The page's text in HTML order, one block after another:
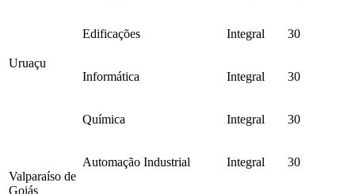
Uruaçu
Edificações Integral 30
Informática Integral 30
Química Integral 30
Valparaíso de
Goiás
Automação Industrial Integral 30